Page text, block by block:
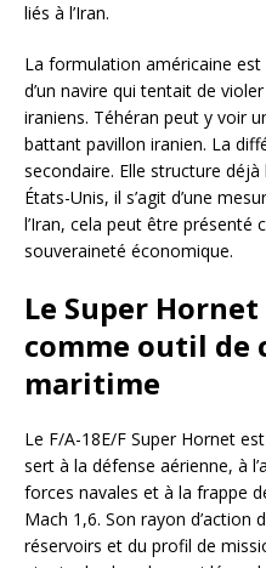
liés à l’Iran.
La formulation américaine
d’un navire qui tentait de
iraniens. Téhéran peut y voir
battant pavillon iranien. La
secondaire. Elle structure
États-Unis, il s’agit d’une
l’Iran, cela peut être
souveraineté économique.
Le Super
comme outil de
maritime
Le F/A-18E/F Super Hornet
sert à la défense aérienne, à
forces navales et à la frappe
Mach 1,6. Son rayon d’action
réservoirs et du profil de